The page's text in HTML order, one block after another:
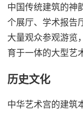
中国传统建筑的神
个展厅、学术报告
大量观众参观游览
育于一体的大型艺
历史文化
中华艺术宫的建筑